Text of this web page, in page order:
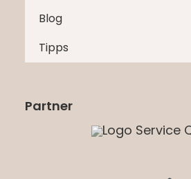
Blog
Tipps
Partner